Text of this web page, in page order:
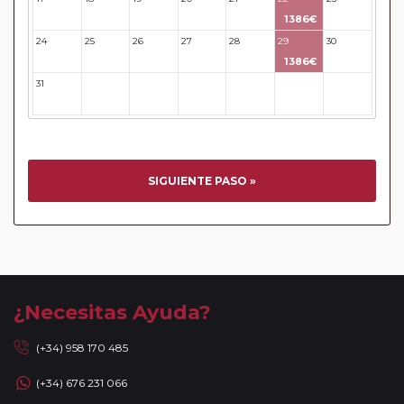
Circuitos con Avión incluido:En aquellos circuitos que
tienen vuelos internos incluidos, hay una fecha límite para
poder emitir billetes. Las reservas/emisión de los vuelos se
cliente o que conste en su reserva. Una vez realizada la
o un nombre incompleto, puede provocar la invalidez del
billete emitido y la necesidad de tener que emitir un nuevo
billete. No nos responsabilizaremos de los gastos
generados de cancelación y nueva emisión. Hacer una
nombre que no coincida con el que aparece en el
pasaporte pueda ser motivo para denegar el embarque a
un viajero.
aéreas aceptan facturar un bulto de un máximo 20 kg por
1386€
24 25 26 27 28 29
1386€
30
31
SIGUIENTE PASO »
¿Necesitas Ayuda?
(+34) 958 170 485
(+34) 676 231 066